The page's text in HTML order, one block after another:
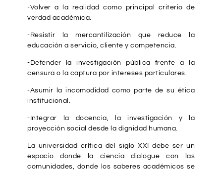
-Volver a la realidad como principal criterio de
verdad académica.
-Resistir la mercantilización que reduce la
educación a servicio, cliente y competencia.
-Defender la investigación pública frente a la
censura o la captura por intereses particulares.
-Asumir la incomodidad como parte de su ética
institucional.
-Integrar la docencia, la investigación y la
proyección social desde la dignidad humana.
La universidad crítica del siglo XXI debe ser un
espacio donde la ciencia dialogue con las
comunidades, donde los saberes académicos se